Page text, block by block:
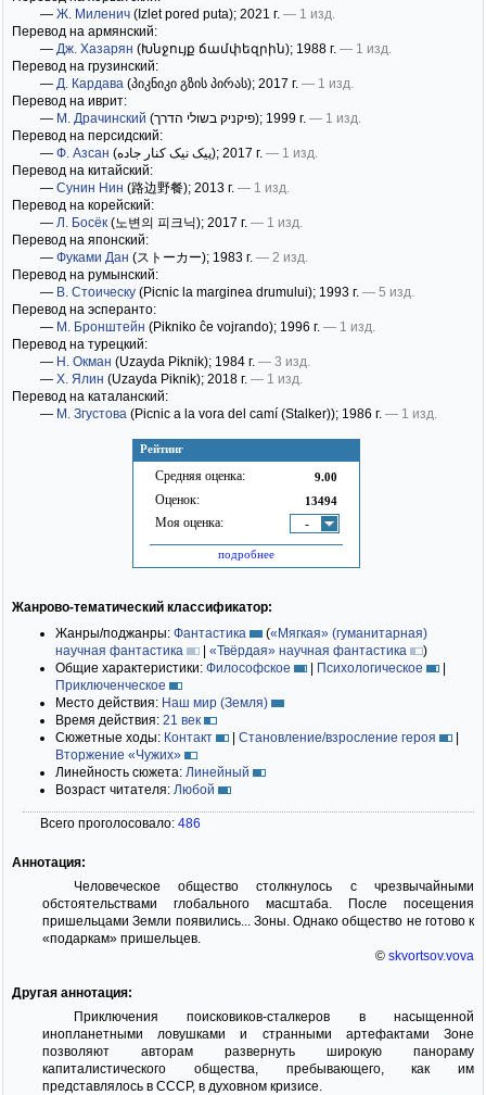
Рейтинг
Средняя оценка: 9.00
Оценок: 13494
Моя оценка: -
подробнее
— Ж. Миленич (Izlet pored puta); 2021 г. — 1 изд.
Перевод на армянский:
— Дж. Хазарян (Խնջույք ճամփեզրին); 1988 г. — 1 изд.
Перевод на грузинский:
— Д. Кардава (პიკნიკი გზის პირას); 2017 г. — 1 изд.
Перевод на иврит:
— М. Драчинский (פיקניק בשולי הדרך); 1999 г. — 1 изд.
Перевод на персидский:
— Ф. Азсан (پیک نیک کنار جاده); 2017 г. — 1 изд.
Перевод на китайский:
— Сунин Нин (路边野餐); 2013 г. — 1 изд.
Перевод на корейский:
— Л. Босёк (노변의 피크닉); 2017 г. — 1 изд.
Перевод на японский:
— Фуками Дан (ストーカー); 1983 г. — 2 изд.
Перевод на румынский:
— В. Стоическу (Picnic la marginea drumului); 1993 г. — 5 изд.
Перевод на эсперанто:
— М. Бронштейн (Pikniko ĉe vojrando); 1996 г. — 1 изд.
Перевод на турецкий:
— Н. Окман (Uzayda Piknik); 1984 г. — 3 изд.
— Х. Ялин (Uzayda Piknik); 2018 г. — 1 изд.
Перевод на каталанский:
— М. Згустова (Picnic a la vora del camí (Stalker)); 1986 г. — 1 изд.
Жанрово-тематический классификатор:
Жанры/поджанры: Фантастика («Мягкая» (гуманитарная)
научная фантастика
| «Твёрдая» научная фантастика
)
Общие характеристики: Философское | Психологическое
|
Приключенческое
Место действия: Наш мир (Земля)
Время действия: 21 век
Сюжетные ходы: Контакт | Становление/взросление героя
|
Вторжение «Чужих»
Линейность сюжета: Линейный
Возраст читателя: Любой
Всего проголосовало: 486
Аннотация:
Человеческое общество столкнулось с чрезвычайными
обстоятельствами глобального масштаба. После посещения
пришельцами Земли появились... Зоны. Однако общество не готово к
«подаркам» пришельцев.
© skvortsov.vova
Другая аннотация:
Приключения поисковиков-сталкеров в насыщенной
инопланетными ловушками и странными артефактами Зоне
позволяют авторам развернуть широкую панораму
капиталистического общества, пребывающего, как им
представлялось в СССР, в духовном кризисе.